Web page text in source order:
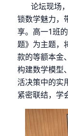
论坛现场
锁数学魅力，
享。高一1班
题》为主题，
款的等额本金
构建数学模型
活决策中的实
紧密联结，学